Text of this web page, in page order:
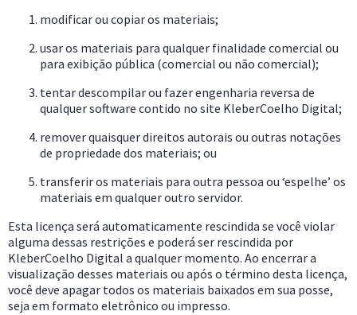
modificar ou copiar os materiais;
usar os materiais para qualquer finalidade comercial ou
para exibição pública (comercial ou não comercial);
tentar descompilar ou fazer engenharia reversa de
qualquer software contido no site KleberCoelho Digital;
remover quaisquer direitos autorais ou outras notações
de propriedade dos materiais; ou
transferir os materiais para outra pessoa ou ‘espelhe’ os
materiais em qualquer outro servidor.
Esta licença será automaticamente rescindida se você violar
alguma dessas restrições e poderá ser rescindida por
KleberCoelho Digital a qualquer momento. Ao encerrar a
visualização desses materiais ou após o término desta licença,
você deve apagar todos os materiais baixados em sua posse,
seja em formato eletrônico ou impresso.